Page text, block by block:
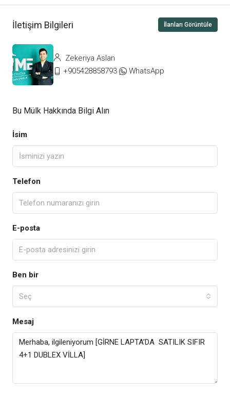
İletişim Bilgileri İlanları Görüntüle
Zekeriya Aslan
+905428858793
WhatsApp
Bu Mülk Hakkında Bilgi Alın
İsim
Telefon
E-posta
Ben bir
Seç
Mesaj